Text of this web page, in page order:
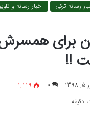
رسانه ترکی
اخبار رسانه و
برای
!!
۰
1,119
دقیقه